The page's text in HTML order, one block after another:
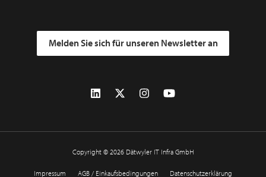
Melden Sie sich für unseren Newsletter an
Copyright © 2026 Dätwyler IT Infra GmbH
Impressum AGB / Einkaufsbedingungen Datenschutzerklärung